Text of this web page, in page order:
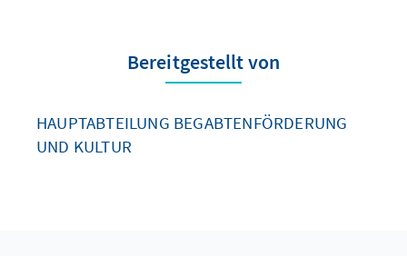
Bereitgestellt von
HAUPTABTEILUNG BEGABTENFÖRDERUNG
UND KULTUR